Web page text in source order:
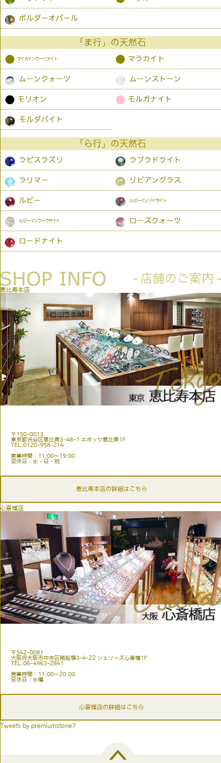
ボルダーオパール
「ま行」の天然石
● マイカインクーツァイト ● マラカイト
ムーンクォーツ ムーンストーン
● モリオン ● モルガナイト
モルダバイト
「ら行」の天然石
ラピスラズリ ラブラドライト
ラリマー リビアングラス
ルビー ルビーインゾイサイト
ルビーインフックサイト ローズクォーツ
ロードナイト
恵比寿本店
〒150-0013
東京都渋谷区恵比寿3-48-1 エポック恵比寿1F
TEL:0120-958-214
営業時間：11:00〜19:00
定休日：水・日・祝
恵比寿本店の詳細はこちら
心斎橋店
〒542-0081
大阪府大阪市中央区南船場3-4-22 シェリーズ心斎橋1F
TEL:06-4963-2841
営業時間：11:00〜20:00
定休日：水曜
心斎橋店の詳細はこちら
Tweets by premiumstone7